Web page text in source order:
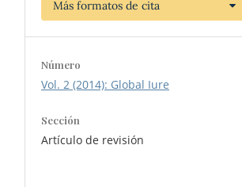
Más formatos de cita
Número
Vol. 2 (2014): Global Iure
Sección
Artículo de revisión